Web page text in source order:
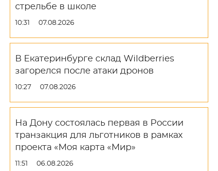
стрельбе в школе
10:31 07.08.2026
В Екатеринбурге склад Wildberries
загорелся после атаки дронов
10:27 07.08.2026
На Дону состоялась первая в России
транзакция для льготников в рамках
проекта «Моя карта «Мир»
11:51 06.08.2026